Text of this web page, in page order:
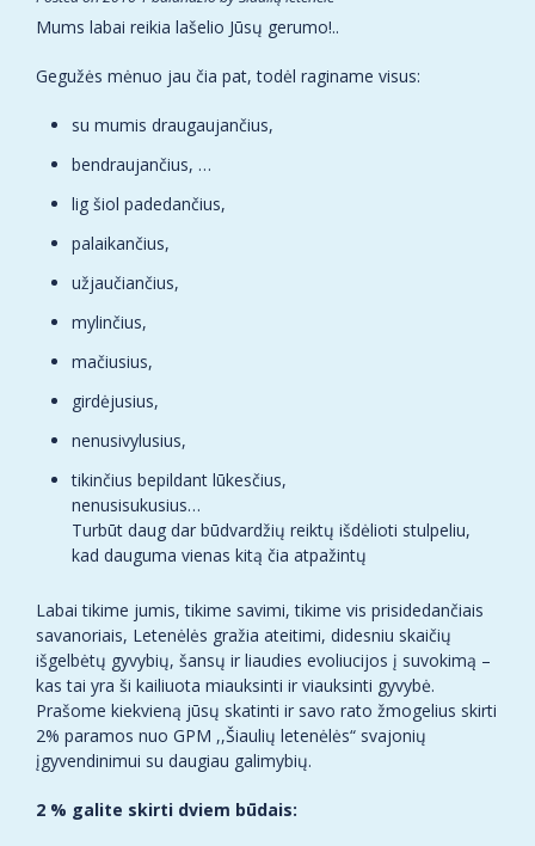
Mums labai reikia lašelio Jūsų gerumo!..
Gegužės mėnuo jau čia pat, todėl raginame visus:
su mumis draugaujančius,
bendraujančius, …
lig šiol padedančius,
palaikančius,
užjaučiančius,
mylinčius,
mačiusius,
girdėjusius,
nenusivylusius,
tikinčius bepildant lūkesčius,
nenusisukusius…
Turbūt daug dar būdvardžių reiktų išdėlioti stulpeliu,
kad dauguma vienas kitą čia atpažintų
Labai tikime jumis, tikime savimi, tikime vis prisidedančiais
savanoriais, Letenėlės gražia ateitimi, didesniu skaičių
išgelbėtų gyvybių, šansų ir liaudies evoliucijos į suvokimą –
kas tai yra ši kailiuota miauksinti ir viauksinti gyvybė.
Prašome kiekvieną jūsų skatinti ir savo rato žmogelius skirti
2% paramos nuo GPM ,,Šiaulių letenėlės“ svajonių
įgyvendinimui su daugiau galimybių.
2 % galite skirti dviem būdais: